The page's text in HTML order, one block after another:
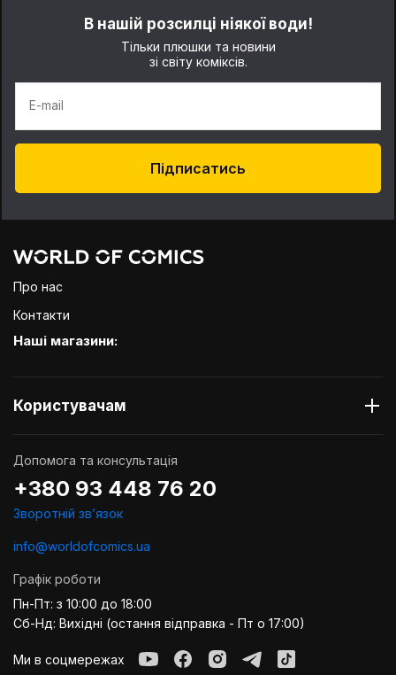
В нашій розсилці ніякої води!
Тільки плюшки та новини
зі світу коміксів.
E-mail
Підписатись
Про нас
Контакти
Наші магазини:
Користувачам
Допомога та консультація
+380 93 448 76 20
Зворотній звʼязок
info@worldofcomics.ua
Графік роботи
Пн-Пт: з 10:00 до 18:00
Сб-Нд: Вихідні (остання відправка - Пт о 17:00)
Ми в соцмережах